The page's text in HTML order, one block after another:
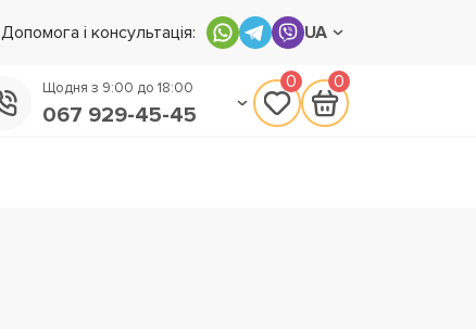
Допомога і консультація: UA
Щодня з 9:00 до 18:00
067 929-45-45
0 0